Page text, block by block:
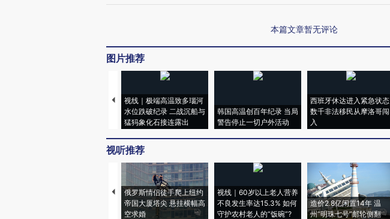
本篇文章暂无评论
图片推荐
视线｜极端高温致多瑙河
水位跌破纪录 二战沉船与
猛犸象化石接连露出
韩国高温创百年纪录 当局
警告停止一切户外活动
西班牙休达进入紧急状态
数千非法移民从摩洛哥闯
入
视听推荐
俄罗斯情侣徒手爬上纽约
帝国大厦塔尖 悬挂横幅高
空求婚
视线｜60岁以上老人营养
不良发生率达15.3% 如何
守护农村老人的“饭碗”?
造价2.8亿闲置14年 温
州“明珠七号”邮轮侧翻